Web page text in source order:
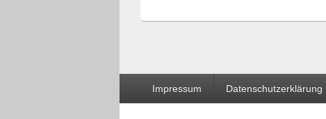
Impressum Datenschutzerklärung